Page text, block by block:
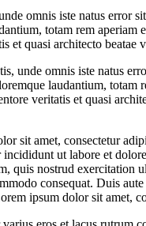
omnis iste natus error
totam rem aperiam
et quasi architecto beatae
unde omnis iste natus
laudantium, totam
veritatis et quasi
sit amet, consectetur
incididunt ut labore et
quis nostrud exercitation
consequat. Duis
ipsum dolor sit amet,